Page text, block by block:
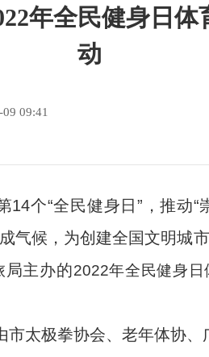
年全民健身日体
动
09:41
14个“全民健身日”，推动“
气候，为创建全国文明城
局主办的2022年全民健身
市太极拳协会、老年体协、